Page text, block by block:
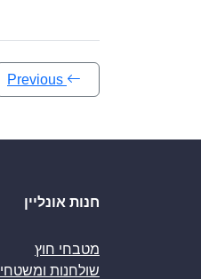
חנות אונליין
מטבחי חוץ
שולחנות ומשטחי